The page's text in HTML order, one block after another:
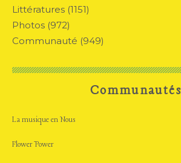
Littératures (1151)
Photos (972)
Communauté (949)
Communautés
La musique en Nous
Flower Power